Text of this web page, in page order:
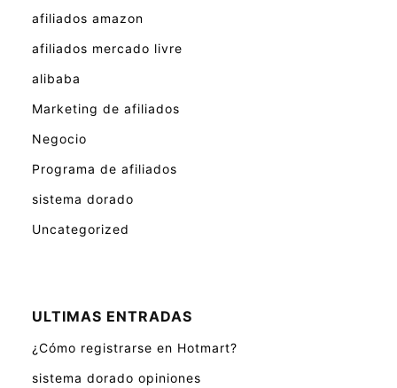
afiliados amazon
afiliados mercado livre
alibaba
Marketing de afiliados
Negocio
Programa de afiliados
sistema dorado
Uncategorized
ULTIMAS ENTRADAS
¿Cómo registrarse en Hotmart?
sistema dorado opiniones